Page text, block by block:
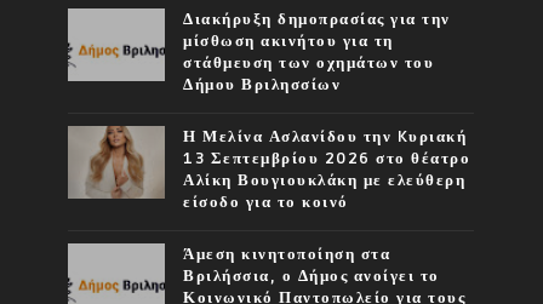
Διακήρυξη δημοπρασίας για την
μίσθωση ακινήτου για τη
στάθμευση των οχημάτων του
Δήμου Βριλησσίων
Η Μελίνα Ασλανίδου την Kυριακή
13 Σεπτεμβρίου 2026 στο θέατρο
Αλίκη Βουγιουκλάκη με ελεύθερη
είσοδο για το κοινό
Άμεση κινητοποίηση στα
Βριλήσσια, ο Δήμος ανοίγει το
Κοινωνικό Παντοπωλείο για τους